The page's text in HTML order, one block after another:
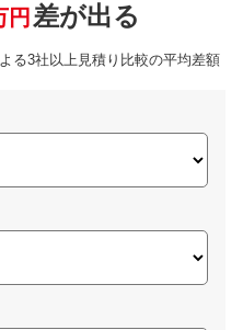
円 差が出る
る3社以上見積り比較の平均差額